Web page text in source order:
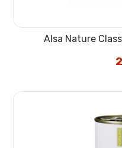
Alsa Nature